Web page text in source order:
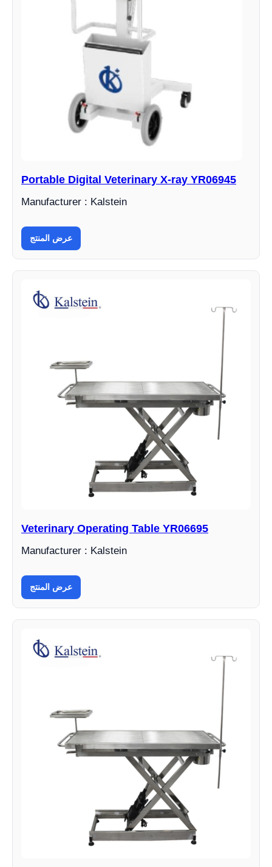
Portable Digital Veterinary X-ray YR06945
Manufacturer : Kalstein
عرض المنتج
Veterinary Operating Table YR06695
Manufacturer : Kalstein
عرض المنتج